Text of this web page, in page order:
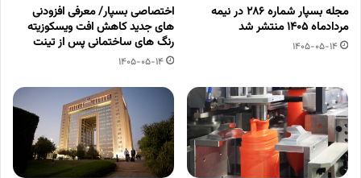
مجله بسپار شماره 286 در نیمه
مردادماه 1405 منتشر شد
1405-05-14
اختصاصی بسپار/ معرفی افزودنی
های جدید کاهش افت ویسکوزیته
رنگ های ساختمانی پس از تینت
1405-05-14